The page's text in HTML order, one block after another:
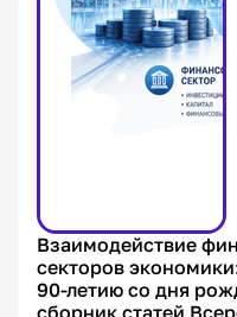
Взаимодействие
секторов
90-летию со дня
сборник статей